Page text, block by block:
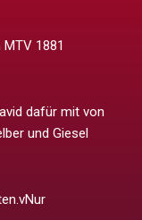
1881
dafür mit von
und Giesel